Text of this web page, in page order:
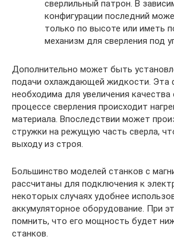
сверлильный патрон. В
конфигурации последний
только по высоте или иметь
механизм для сверления под
Дополнительно может быть
подачи охлаждающей жидкости. Эта
необходима для увеличения
процессе сверления происходит
материала. Впоследствии может
стружки на режущую часть сверла,
выходу из строя.
Большинство моделей станков с
рассчитаны для подключения к
некоторых случаях удобнее
аккумуляторное оборудование. При
помнить, что его мощность будет
станков.